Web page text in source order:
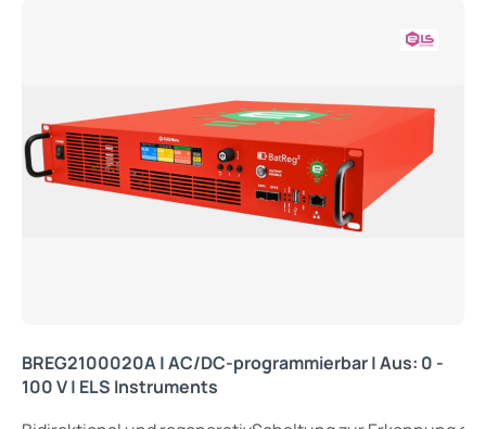
BREG2100020A | AC/DC-programmierbar | Aus: 0 -
100 V | ELS Instruments